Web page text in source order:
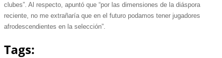
clubes”. Al respecto, apuntó que “por las dimensiones de la diáspora
reciente, no me extrañaría que en el futuro podamos tener jugadores
afrodescendientes en la selección”.
Tags: